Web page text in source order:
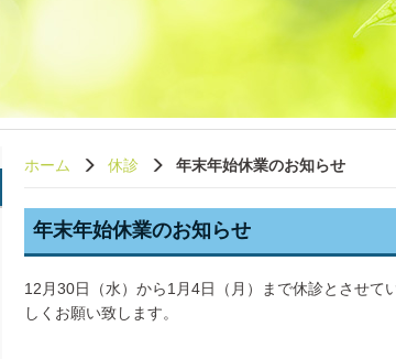
ホーム 休診 年末年始休業のお知らせ
年末年始休業のお知らせ
12月30日（水）から1月4日（月）まで休診とさせて
しくお願い致します。